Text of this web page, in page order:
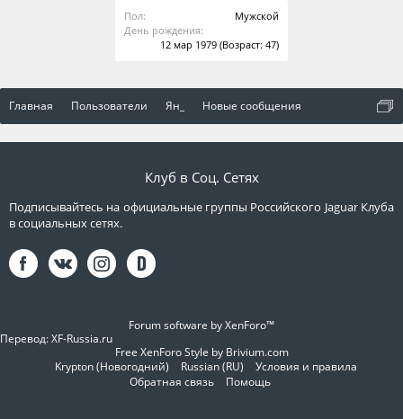
Пол:
Мужской
День рождения:
12 мар 1979 (Возраст: 47)
Главная Пользователи Ян_ Новые сообщения
Клуб в Соц. Сетях
Подписывайтесь на официальные группы Российского Jaguar Клуба
в социальных сетях.
Forum software by XenForo™
Перевод:XF-Russia.ru
Free XenForo Style by Brivium.com
Krypton (Новогодний)
Russian (RU)
Условия и правила
Обратная связь
Помощь